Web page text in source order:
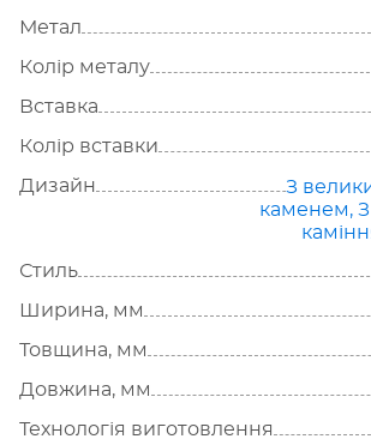
Метал
Колір металу
Вставка
Колір вставки
Дизайн
З
каменем,
Стиль
Ширина, мм
Товщина, мм
Довжина, мм
Технологія виготовлення